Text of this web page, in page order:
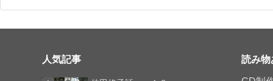
人気記事 読み物